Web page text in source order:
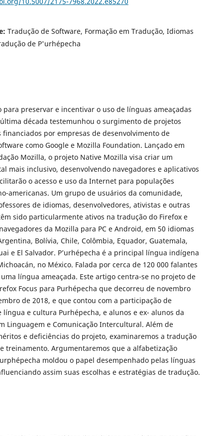
Tradução de Software, Formação em Tradução, Idiomas
de P'urhépecha
para preservar e incentivar o uso de línguas ameaçadas
década testemunhou o surgimento de projetos
financiados por empresas de desenvolvimento de
como Google e Mozilla Foundation. Lançado em
Mozilla, o projeto Native Mozilla visa criar um
mais inclusivo, desenvolvendo navegadores e aplicativos
o acesso e uso da Internet para populações
americanas. Um grupo de usuários da comunidade,
de idiomas, desenvolvedores, ativistas e outras
sido particularmente ativos na tradução do Firefox e
da Mozilla para PC e Android, em 50 idiomas
Bolívia, Chile, Colômbia, Equador, Guatemala,
e El Salvador. P’urhépecha é a principal língua indígena
no México. Falada por cerca de 120 000 falantes
língua ameaçada. Este artigo centra-se no projeto de
Focus para Purhépecha que decorreu de novembro
de 2018, e que contou com a participação de
língua e cultura Purhépecha, e alunos e ex- alunos da
Linguagem e Comunicação Intercultural. Além de
e deficiências do projeto, examinaremos a tradução
treinamento. Argumentaremos que a alfabetização
moldou o papel desempenhado pelas línguas
assim suas escolhas e estratégias de tradução.